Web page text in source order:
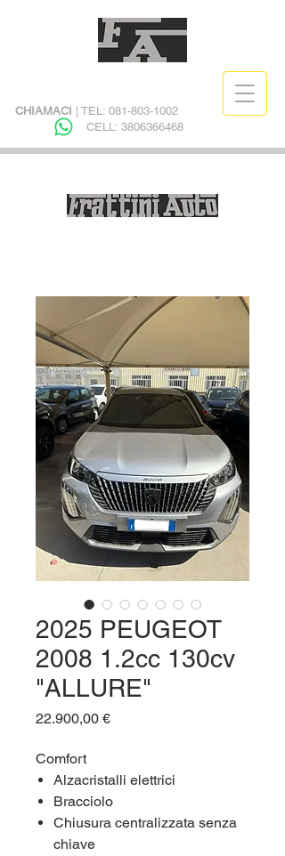
CHIAMACI | TEL: 081-803-1002
CELL: 3806366468
2025 PEUGEOT
2008 1.2cc 130cv
"ALLURE"
22.900,00 €Prezzo
Comfort
Alzacristalli elettrici
Bracciolo
Chiusura centralizzata senza
chiave